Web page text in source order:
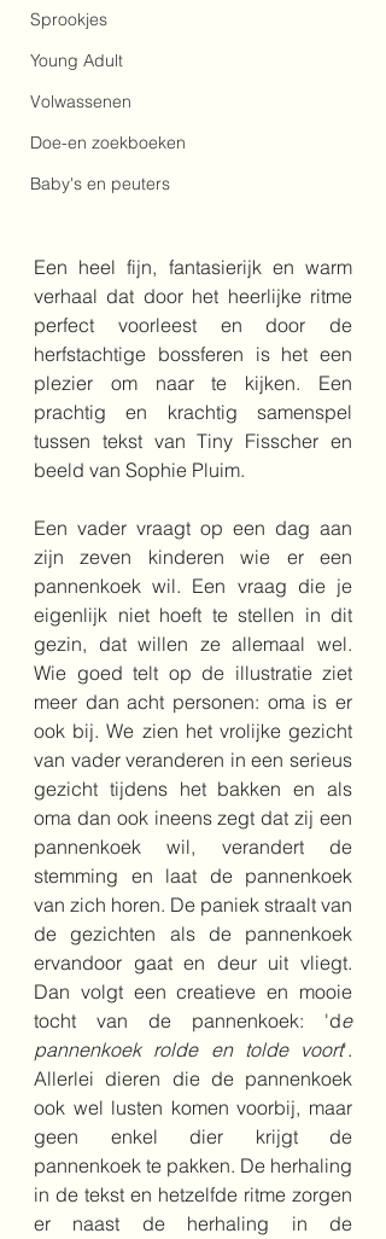
Sprookjes
Young Adult
Volwassenen
Doe-en zoekboeken
Baby's en peuters
Een heel fijn, fantasierijk en warm
verhaal dat door het heerlijke ritme
perfect voorleest en door de
herfstachtige bossferen is het een
plezier om naar te kijken. Een
prachtig en krachtig samenspel
tussen tekst van Tiny Fisscher en
beeld van Sophie Pluim.
Een vader vraagt op een dag aan
zijn zeven kinderen wie er een
pannenkoek wil. Een vraag die je
eigenlijk niet hoeft te stellen in dit
gezin, dat willen ze allemaal wel.
Wie goed telt op de illustratie ziet
meer dan acht personen: oma is er
ook bij. We zien het vrolijke gezicht
van vader veranderen in een serieus
gezicht tijdens het bakken en als
oma dan ook ineens zegt dat zij een
pannenkoek wil, verandert de
stemming en laat de pannenkoek
van zich horen. De paniek straalt van
de gezichten als de pannenkoek
ervandoor gaat en deur uit vliegt.
Dan volgt een creatieve en mooie
tocht van de pannenkoek: 'de
pannenkoek rolde en tolde voort'.
Allerlei dieren die de pannenkoek
ook wel lusten komen voorbij, maar
geen enkel dier krijgt de
pannenkoek te pakken. De herhaling
in de tekst en hetzelfde ritme zorgen
er naast de herhaling in de